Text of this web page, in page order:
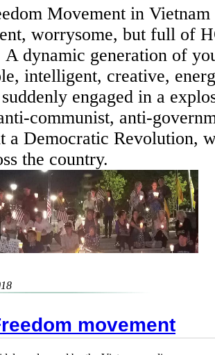
Movement in
worrysome, but full of
A dynamic generation of
intelligent, creative,
engaged in a
communist, anti-
a Democratic Revolution,
the country.
movement